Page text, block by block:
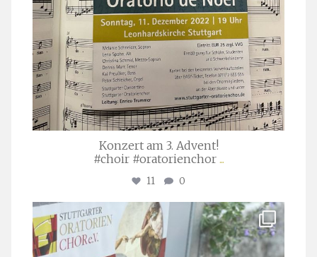
Konzert am 3. Advent!
#choir #oratorienchor ...
11 0
stuttgarter_oratorienchor
Juli 23